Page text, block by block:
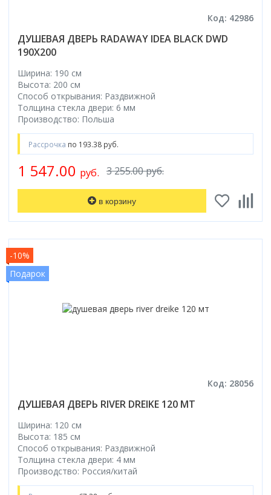
Код: 42986
ДУШЕВАЯ ДВЕРЬ RADAWAY IDEA BLACK DWD
190X200
Ширина: 190 см
Высота: 200 см
Способ открывания: Раздвижной
Толщина стекла двери: 6 мм
Производство: Польша
Рассрочка по 193.38 руб.
3 255.00 руб.
1 547.00 руб.
в корзину
-10%
Подарок
Код: 28056
ДУШЕВАЯ ДВЕРЬ RIVER DREIKE 120 МТ
Ширина: 120 см
Высота: 185 см
Способ открывания: Раздвижной
Толщина стекла двери: 4 мм
Производство: Россия/китай